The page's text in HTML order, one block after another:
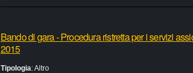
Bando di gara - Procedura ristretta per i servizi
2015
Tipologia:Altro